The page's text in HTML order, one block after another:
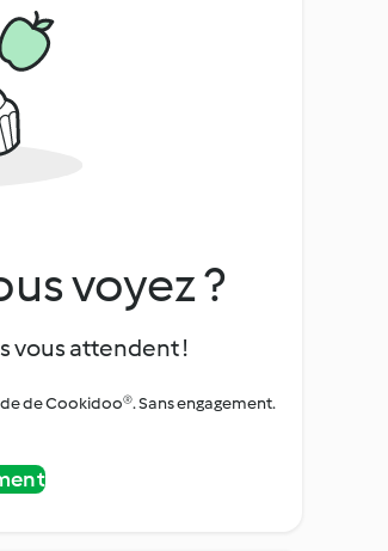
voyez ?
vous attendent !
de Cookidoo®. Sans engagement.